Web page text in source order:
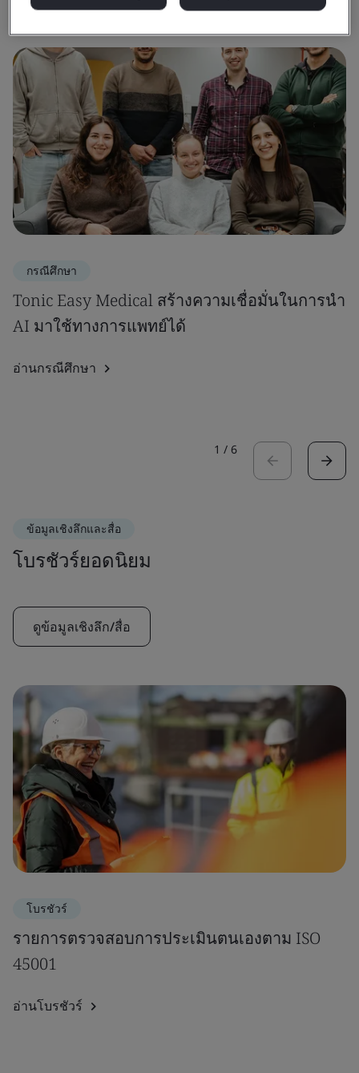
กรณีศึกษา
Tonic Easy Medical สร้างความเชื่อมั่นในการนำ
AI มาใช้ทางการแพทย์ได้
อ่านกรณีศึกษา
1 / 6
ข้อมูลเชิงลึกและสื่อ
โบรชัวร์ยอดนิยม
ดูข้อมูลเชิงลึก/สื่อ
โบรชัวร์
รายการตรวจสอบการประเมินตนเองตาม ISO
45001
อ่านโบรชัวร์